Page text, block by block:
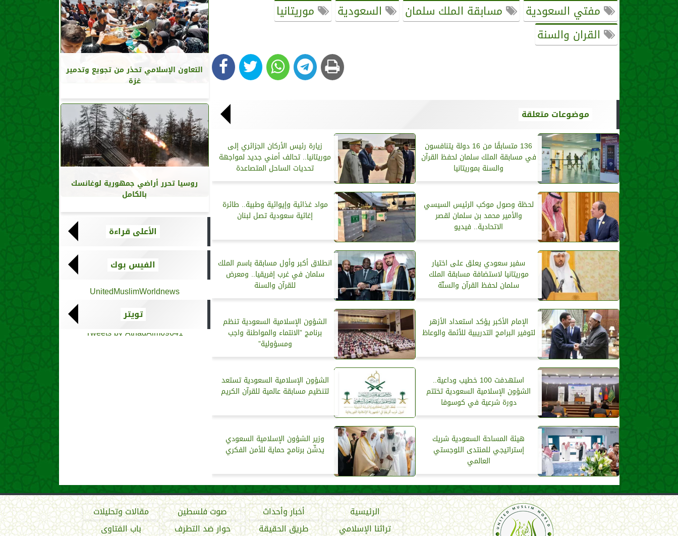
مفتي السعودية مسابقة الملك سلمان السعودية
موريتانيا
القران والسنة
موضوعات متعلقة
136 متسابقًا من 16 دولة يتنافسون
في مسابقة الملك سلمان لحفظ القرآن
والسنة بموريتانيا
زيارة رئيس الأركان الجزائري إلى
موريتانيا.. تحالف أمني جديد لمواجهة
تحديات الساحل المتصاعدة
لحظة وصول موكب الرئيس السيسي
والأمير محمد بن سلمان لقصر
الاتحادية.. فيديو
مواد غذائية وإيوائية وطبية.. طائرة
إغاثية سعودية تصل لبنان
سفير سعودي يعلق على اختيار
موريتانيا لاستضافة مسابقة الملك
سلمان لحفظ القرآن والسنّة
انطلاق أكبر وأول مسابقة باسم الملك
سلمان في غرب إفريقيا.. ومعرض
للقرآن والسنة
الإمام الأكبر يؤكد استعداد الأزهر
لتوفير البرامج التدريبية للأئمة والوعاظ
الشؤون الإسلامية السعودية تنظم
برنامج ”الانتماء والمواطنة واجب
ومسؤولية”
استهدفت 100 خطيب وداعية..
الشؤون الإسلامية السعودية تختتم
دورة شرعية في كوسوفا
الشؤون الإسلامية السعودية تستعد
لتنظيم مسابقة عالمية للقرآن الكريم
هيئة المساحة السعودية شريك
إستراتيجي للمنتدى اللوجستي
العالمي
وزير الشؤون الإسلامية السعودي
يدشّن برنامج حماية للأمن الفكري
التعاون الإسلامي تحذر من تجويع وتدمير
غزة
روسيا تحرر أراضي جمهورية لوغانسك
بالكامل
الأعلى قراءة
الفيس بوك
UnitedMuslimWorldnews
تويتر
Tweets by AthadAlm69641
الرئيسية أخبار وأحداث صوت فلسطين
مقالات وتحليلات
تراثنا الإسلامي
طريق الحقيقة حوار ضد التطرف باب الفتاوى